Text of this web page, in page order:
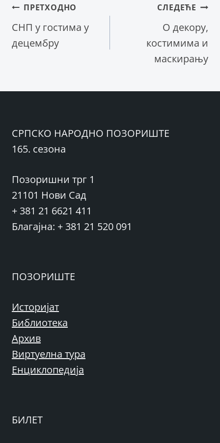
Кретање
чланка
ПРЕТХОДНО
СНП у гостима у
децембру
СЛЕДЕЋЕ
О декору,
костимима и
маскирању
СРПСКО НАРОДНО ПОЗОРИШТЕ
165. сезона
Позоришни трг 1
21101 Нови Сад
+ 381 21 6621 411
Благајна: + 381 21 520 091
ПОЗОРИШТЕ
Историјат
Библиотека
Архив
Виртуелна тура
Енциклопедија
БИЛЕТ